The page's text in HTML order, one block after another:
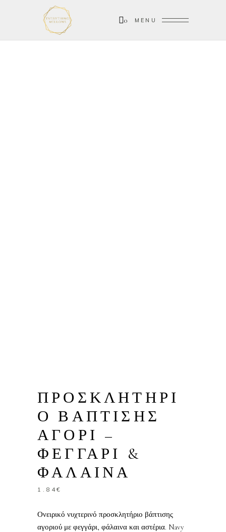
0 MENU
ΠΡΟΣΚΛΗΤΗΡΙ
Ο ΒΑΠΤΙΣΗΣ
ΑΓΟΡΙ –
ΦΕΓΓΑΡΙ &
ΦΑΛΑΙΝΑ
1.84€
Ονειρικό νυχτερινό προσκλητήριο βάπτισης
αγοριού με φεγγάρι, φάλαινα και αστέρια. Navy